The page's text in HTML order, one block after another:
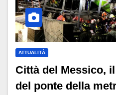
ATTUALITÀ
Città del Messico,
del ponte della